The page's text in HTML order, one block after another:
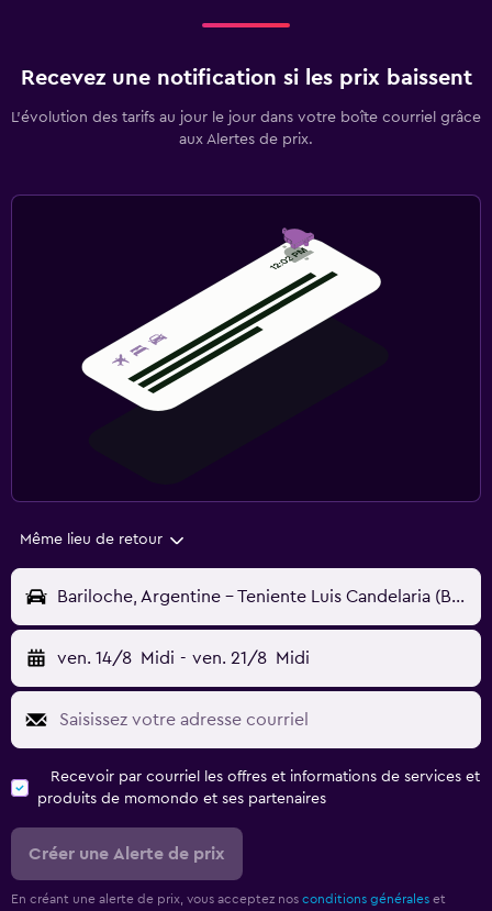
Recevez une notification si les prix baissent
L’évolution des tarifs au jour le jour dans votre boîte courriel grâce
aux Alertes de prix.
Même lieu de retour
Bariloche, Argentine - Teniente Luis Candelaria (BRC)
ven. 14/8 Midi - ven. 21/8 Midi
Recevoir par courriel les offres et informations de services et
produits de momondo et ses partenaires
Créer une Alerte de prix
En créant une alerte de prix, vous acceptez nos conditions générales et